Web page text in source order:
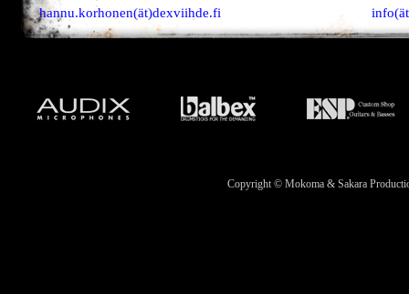
hannu.korhonen(ät)dexviihde.fi
Copyright © Mokoma & Sakara